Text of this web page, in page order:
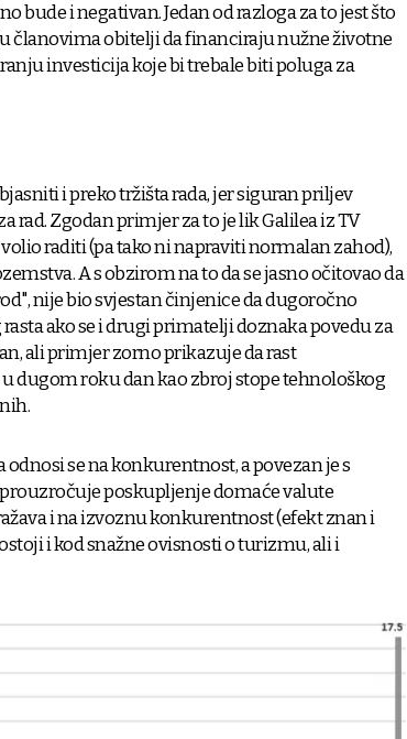
bude i negativan. Jedan od razloga za to jest što
članovima obitelji da financiraju nužne životne
investicija koje bi trebale biti poluga za
i preko tržišta rada, jer siguran priljev
Zgodan primjer za to je lik Galilea iz TV
raditi (pa tako ni napraviti normalan zahod),
A s obzirom na to da se jasno očitovao da
nije bio svjestan činjenice da dugoročno
ako se i drugi primatelji doznaka povedu za
ali primjer zorno prikazuje da rast
dugom roku dan kao zbroj stope tehnološkog
se na konkurentnost, a povezan je s
poskupljenje domaće valute
i na izvoznu konkurentnost (efekt znan i
i kod snažne ovisnosti o turizmu, ali i